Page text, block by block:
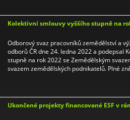
Kolektivní smlouvy vyššího stupně na
Odborový svaz pracovníků zemědělství a
odborů ČR dne 24. ledna 2022 a podepsal
stupně na rok 2022 se Zemědělským
svazem zemědělských podnikatelů. Plné
Ukončené projekty financované ESF v